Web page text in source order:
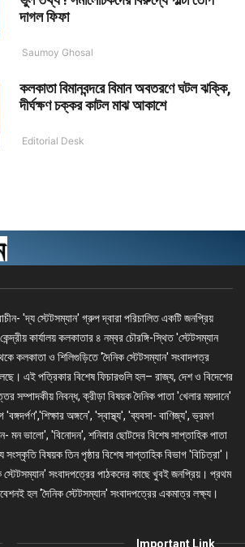
দাগল ফিফা
Saumoy Ghosal
কলকাতা বিমানবন্দরে বিমান অবতরণে ঘটল ঝক্কি,
দীর্ঘক্ষণ চক্কর কাটল মাঝ আকাশে
Editorial Desk
'দ্য স্টেটসম্যান' গ্রুপ দ্বারা পরিচালিত একটি জনপ্রিয়
কার্যালয় কলকাতার ৪ নম্বর চৌরঙ্গি-স্থিত 'স্টেটসম্যান
কলকাতা ও শিলিগুড়িতে 'দৈনিক স্টেটসম্যান' সংবাদপত্র
এই পত্রিকার বিশেষ ফিচারগুলি হল– রাজ্য, দেশ ও বিদেশের
সম্পাদকীয় নিবন্ধ, ক্রীড়া বিষয়ক দৈনিক পাতা 'খেলার ময়দানে'
'বঙ্গদর্পণ','শিক্ষার অঙ্গনে', 'স্বাস্থ্য', 'ব্যবসা- বাণিজ্য', ভ্রমণ
মন ভালো', 'বিনোদন', শনিবার ছোটদের বিশেষ সাপ্তাহিক পাতা
সংস্কৃতি বিষয়ক তিন পৃষ্ঠার বিশেষ সাপ্তাহিক বিভাগ 'বিচিত্রা'।
স্টেটসম্যান' সংবাদপত্রের পাঠকদের কাছে খুবই জনপ্রিয়। প্রথম
হল 'দৈনিক স্টেটসম্যান' সংবাদপত্রের একমাত্র লক্ষ্য।
Important Link